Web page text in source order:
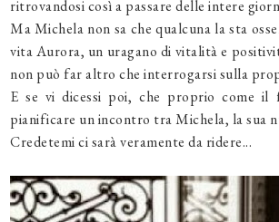
ritrovandosi così a passare delle intere
Ma Michela non sa che qualcuna la sta
vita Aurora, un uragano di vitalità e
non può far altro che interrogarsi sulla
E se vi dicessi poi, che proprio come il
pianificare un incontro tra Michela, la sua
Credetemi ci sarà veramente da ridere...